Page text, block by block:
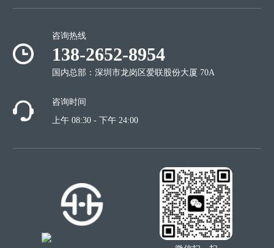
咨询热线
138-2652-8954
国内总部：深圳市龙岗区爱联股份大厦 70A
咨询时间
上午 08:30 - 下午 24:00